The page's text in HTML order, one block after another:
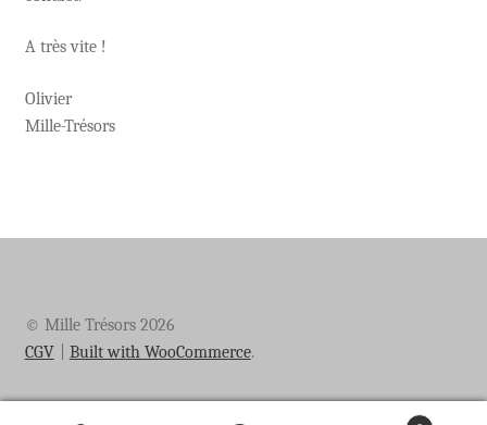
A très vite !
Olivier
Mille-Trésors
© Mille Trésors 2026
CGV
Built with WooCommerce.